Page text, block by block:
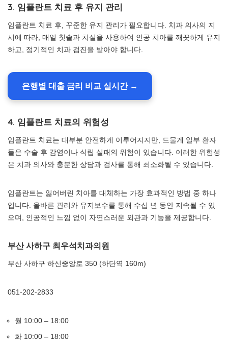
3. 임플란트 치료 후 유지 관리
임플란트 치료 후, 꾸준한 유지 관리가 필요합니다. 치과 의사의 지
시에 따라, 매일 칫솔과 치실을 사용하여 인공 치아를 깨끗하게 유지
하고, 정기적인 치과 검진을 받아야 합니다.
은행별 대출 금리 비교 실시간 →
4. 임플란트 치료의 위험성
임플란트 치료는 대부분 안전하게 이루어지지만, 드물게 일부 환자
들은 수술 후 감염이나 식립 실패의 위험이 있습니다. 이러한 위험성
은 치과 의사와 충분한 상담과 검사를 통해 최소화될 수 있습니다.
임플란트는 잃어버린 치아를 대체하는 가장 효과적인 방법 중 하나
입니다. 올바른 관리와 유지보수를 통해 수십 년 동안 지속될 수 있
으며, 인공적인 느낌 없이 자연스러운 외관과 기능을 제공합니다.
부산 사하구 최우석치과의원
부산 사하구 하신중앙로 350 (하단역 160m)
051-202-2833
월 10:00 – 18:00
화 10:00 – 18:00